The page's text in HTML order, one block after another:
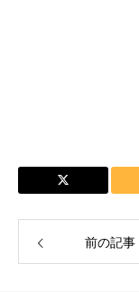
前の記事